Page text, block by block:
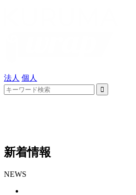
法人 個人
新着情報
NEWS